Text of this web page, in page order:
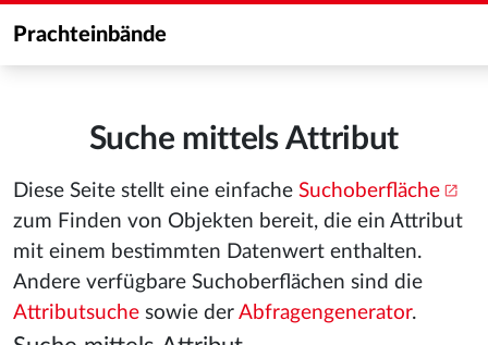
Prachteinbände
Suche mittels Attribut
Diese Seite stellt eine einfache Suchoberfläche
zum Finden von Objekten bereit, die ein Attribut
mit einem bestimmten Datenwert enthalten.
Andere verfügbare Suchoberflächen sind die
Attributsuche sowie der Abfragengenerator.